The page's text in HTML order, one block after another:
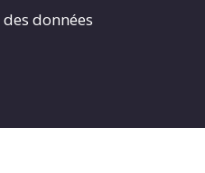
données